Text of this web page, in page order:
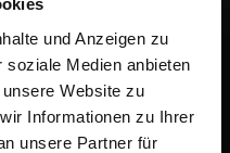
und Anzeigen zu
soziale Medien anbieten
Website zu
Informationen zu Ihrer
unsere Partner für